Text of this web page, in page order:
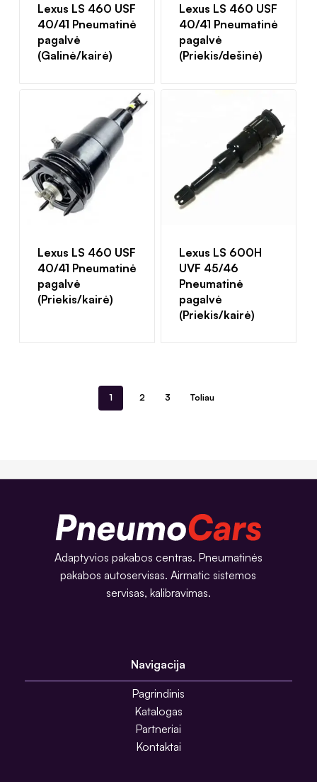
Lexus LS 460 USF
40/41 Pneumatinė
pagalvė
(Galinė/kairė)
Lexus LS 460 USF
40/41 Pneumatinė
pagalvė
(Priekis/dešinė)
Lexus LS 460 USF
40/41 Pneumatinė
pagalvė
(Priekis/kairė)
Lexus LS 600H
UVF 45/46
Pneumatinė
pagalvė
(Priekis/kairė)
1 2 3 Toliau
Adaptyvios pakabos centras. Pneumatinės
pakabos autoservisas. Airmatic sistemos
servisas, kalibravimas.
Navigacija
Pagrindinis
Katalogas
Partneriai
Kontaktai